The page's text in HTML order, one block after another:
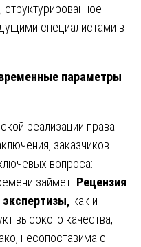
специалистами в
параметры
реализации права
заказчиков
вопроса:
займет. Рецензия
как и
высокого качества,
несопоставима с